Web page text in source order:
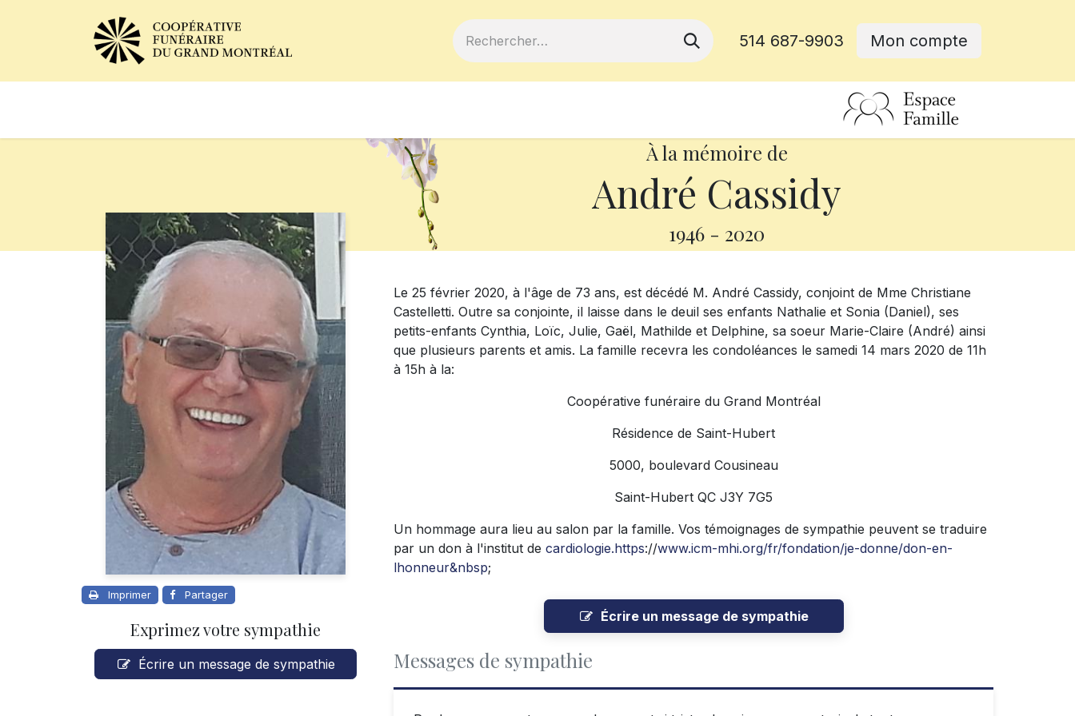
514 687-9903 Mon compte
À la mémoire de
André Cassidy
1946 - 2020
Imprimer Partager
Exprimez votre sympathie
Écrire un message de sympathie
Le 25 février 2020, à l'âge de 73 ans, est décédé M. André Cassidy, conjoint de Mme Christiane
Castelletti. Outre sa conjointe, il laisse dans le deuil ses enfants Nathalie et Sonia (Daniel), ses
petits-enfants Cynthia, Loïc, Julie, Gaël, Mathilde et Delphine, sa soeur Marie-Claire (André) ainsi
que plusieurs parents et amis. La famille recevra les condoléances le samedi 14 mars 2020 de 11h
à 15h à la:
Coopérative funéraire du Grand Montréal
Résidence de Saint-Hubert
5000, boulevard Cousineau
Saint-Hubert QC J3Y 7G5
Un hommage aura lieu au salon par la famille. Vos témoignages de sympathie peuvent se traduire
par un don à l'institut de cardiologie.https://www.icm-mhi.org/fr/fondation/je-donne/don-en-
lhonneur&nbsp;
Écrire un message de sympathie
Messages de sympathie